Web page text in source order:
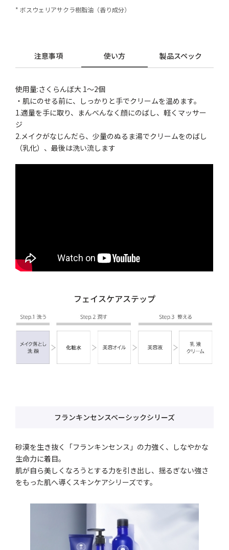
* ボスウェリアサクラ樹脂油（香り成分）
注意事項 使い方 製品スペック
使用量:さくらんぼ大 1～2個
・肌にのせる前に、しっかりと手でクリームを温めます。
1.適量を手に取り、まんべんなく顔にのばし、軽くマッサー
ジ
2.メイクがなじんだら、少量のぬるま湯でクリームをのばし
（乳化）、最後は洗い流します
フェイスケアステップ
フランキンセンスベーシックシリーズ
砂漠を生き抜く「フランキンセンス」の力強く、しなやかな
生命力に着目。
肌が自ら美しくなろうとする力を引き出し、揺るぎない強さ
をもった肌へ導くスキンケアシリーズです。